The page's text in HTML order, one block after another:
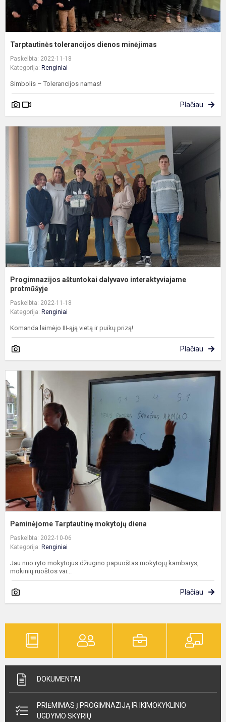
Tarptautinės tolerancijos dienos minėjimas
Paskelbta: 2022-11-18
Kategorija: Renginiai
Simbolis – Tolerancijos namas!
Plačiau
Progimnazijos aštuntokai dalyvavo interaktyviajame
protmūšyje
Paskelbta: 2022-11-18
Kategorija: Renginiai
Komanda laimėjo III-ąją vietą ir puikų prizą!
Plačiau
Paminėjome Tarptautinę mokytojų diena
Paskelbta: 2022-10-06
Kategorija: Renginiai
Jau nuo ryto mokytojus džiugino papuoštas mokytojų kambarys,
mokinių ruoštos vai...
Plačiau
DOKUMENTAI
PRIĖMIMAS Į PROGIMNAZIJĄ IR IKIMOKYKLINIO
UGDYMO SKYRIŲ